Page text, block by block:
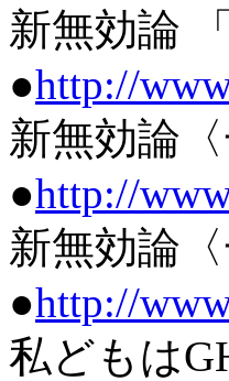
新無効論
●http://
新無効論
●http://
新無効論
●http://
私どもは